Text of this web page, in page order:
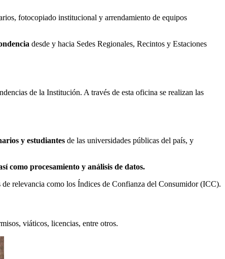
fotocopiado institucional y arrendamiento de equipos
desde y hacia Sedes Regionales, Recintos y Estaciones
de la Institución. A través de esta oficina se realizan las
y estudiantes de las universidades públicas del país, y
como procesamiento y análisis de datos.
relevancia como los Índices de Confianza del Consumidor (ICC).
viáticos, licencias, entre otros.